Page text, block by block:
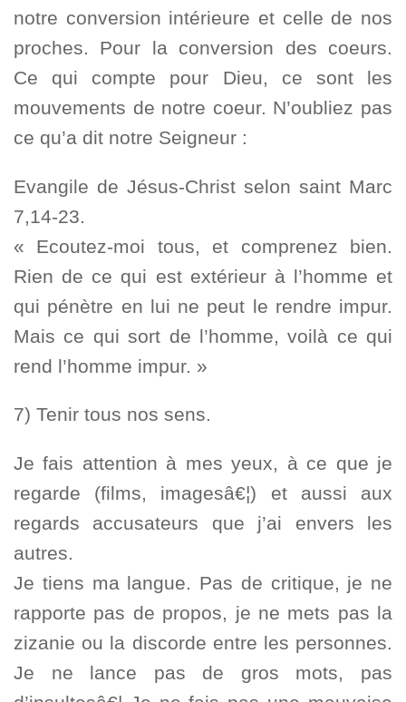
notre conversion intérieure et celle de nos
proches. Pour la conversion des coeurs.
Ce qui compte pour Dieu, ce sont les
mouvements de notre coeur. N’oubliez pas
ce qu’a dit notre Seigneur :
Evangile de Jésus-Christ selon saint Marc
7,14-23.
« Ecoutez-moi tous, et comprenez bien.
Rien de ce qui est extérieur à l’homme et
qui pénètre en lui ne peut le rendre impur.
Mais ce qui sort de l’homme, voilà ce qui
rend l’homme impur. »
7) Tenir tous nos sens.
Je fais attention à mes yeux, à ce que je
regarde (films, imagesâ€¦) et aussi aux
regards accusateurs que j’ai envers les
autres.
Je tiens ma langue. Pas de critique, je ne
rapporte pas de propos, je ne mets pas la
zizanie ou la discorde entre les personnes.
Je ne lance pas de gros mots, pas